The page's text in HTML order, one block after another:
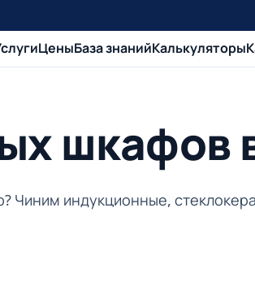
ЦеныБаза знанийКалькуляторы
шкафов
Чиним индукционные,